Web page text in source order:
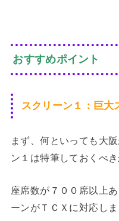
おすすめポイント
スクリーン１：巨大
まず、何といっても大
ン１は特筆しておくべき
座席数が７００席以上
ーンがＴＣＸに対応しま